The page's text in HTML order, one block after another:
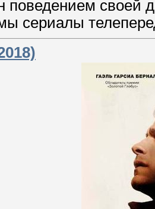
поведением своей
сериалы